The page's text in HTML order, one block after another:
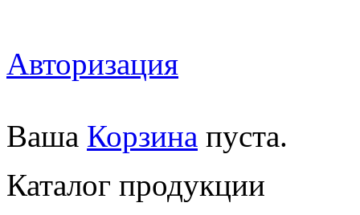
Авторизация
Ваша Корзина пуста.
Каталог продукции